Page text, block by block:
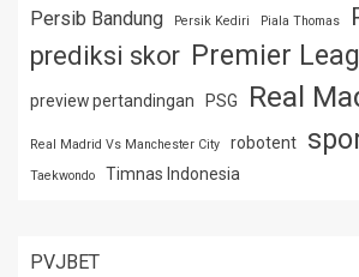
Persib Bandung Persik Kediri Piala Thomas
prediksi skor Premier
preview pertandingan PSG Real
Real Madrid Vs Manchester City robotent
Taekwondo Timnas Indonesia
PVJBET